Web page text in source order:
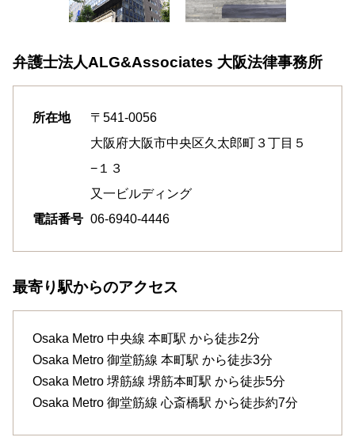
弁護士法人ALG&Associates 大阪法律事務所
所在地
〒541-0056
大阪府大阪市中央区久太郎町３丁目５
−１３
又一ビルディング
電話番号 06-6940-4446
最寄り駅からのアクセス
Osaka Metro 中央線 本町駅 から徒歩2分
Osaka Metro 御堂筋線 本町駅 から徒歩3分
Osaka Metro 堺筋線 堺筋本町駅 から徒歩5分
Osaka Metro 御堂筋線 心斎橋駅 から徒歩約7分